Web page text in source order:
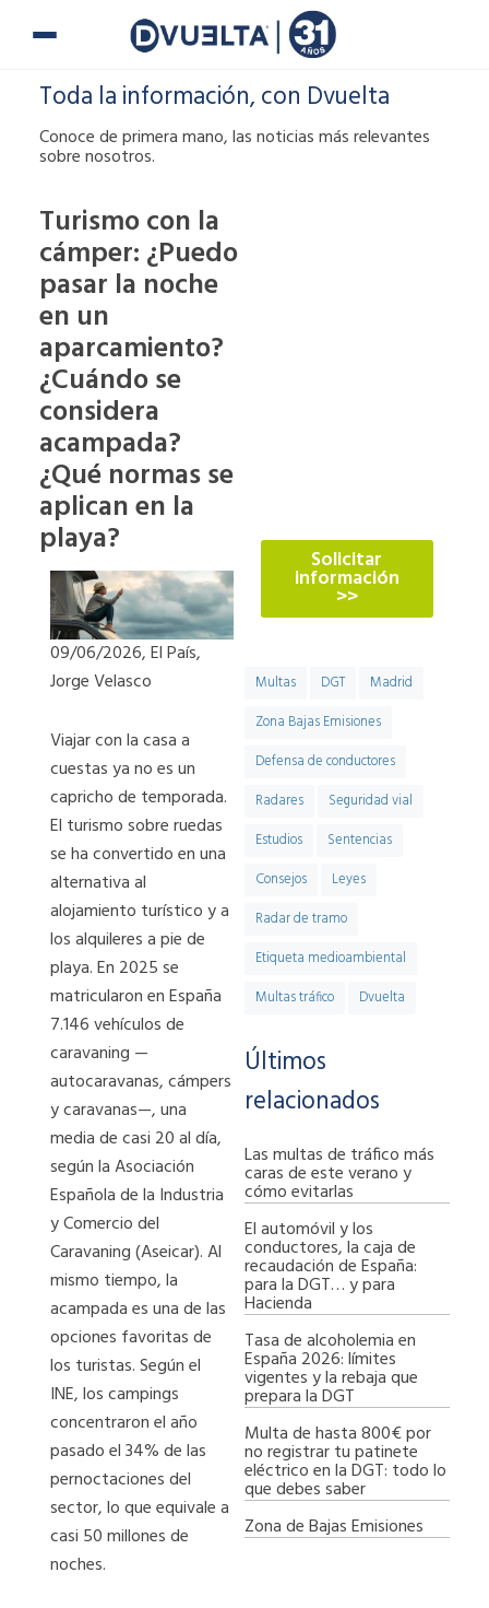
Toda la información, con Dvuelta
Conoce de primera mano, las noticias más relevantes
sobre nosotros.
Turismo con la
cámper: ¿Puedo
pasar la noche
en un
aparcamiento?
¿Cuándo se
considera
acampada?
¿Qué normas se
aplican en la
playa?
09/06/2026, El País,
Jorge Velasco
Viajar con la casa a
cuestas ya no es un
capricho de temporada.
El turismo sobre ruedas
se ha convertido en una
alternativa al
alojamiento turístico y a
los alquileres a pie de
playa. En 2025 se
matricularon en España
7.146 vehículos de
caravaning —
autocaravanas, cámpers
y caravanas—, una
media de casi 20 al día,
según la Asociación
Española de la Industria
y Comercio del
Caravaning (Aseicar). Al
mismo tiempo, la
acampada es una de las
opciones favoritas de
los turistas. Según el
INE, los campings
concentraron el año
pasado el 34% de las
pernoctaciones del
sector, lo que equivale a
casi 50 millones de
noches.
Solicitar
información
>>
Multas DGT
Madrid
Zona Bajas Emisiones
Defensa de conductores
Radares
Seguridad vial
Estudios
Sentencias
Consejos
Leyes
Radar de tramo
Etiqueta medioambiental
Multas tráfico
Dvuelta
Últimos
relacionados
Las multas de tráfico más
caras de este verano y
cómo evitarlas
El automóvil y los
conductores, la caja de
recaudación de España:
para la DGT… y para
Hacienda
Tasa de alcoholemia en
España 2026: límites
vigentes y la rebaja que
prepara la DGT
Multa de hasta 800€ por
no registrar tu patinete
eléctrico en la DGT: todo lo
que debes saber
Zona de Bajas Emisiones